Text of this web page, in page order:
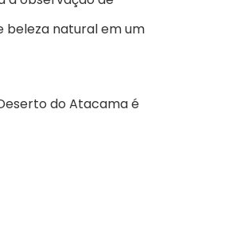
beleza natural em um
do Atacama é